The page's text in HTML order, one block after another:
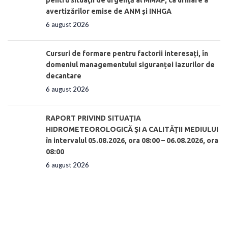
avertizărilor emise de ANM și INHGA
6 august 2026
Cursuri de formare pentru factorii interesați, în
domeniul managementului siguranței iazurilor de
decantare
6 august 2026
RAPORT PRIVIND SITUAŢIA
HIDROMETEOROLOGICĂ ŞI A CALITĂŢII MEDIULUI
în intervalul 05.08.2026, ora 08:00 – 06.08.2026, ora
08:00
6 august 2026